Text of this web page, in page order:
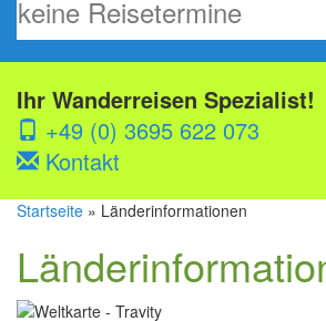
Ihr Wanderreisen Spezialist!
+49 (0) 3695 622 073
Kontakt
Startseite » Länderinformationen